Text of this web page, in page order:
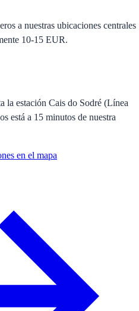
a nuestras ubicaciones centrales
10-15 EUR.
la estación Cais do Sodré (Línea
está a 15 minutos de nuestra
en el mapa